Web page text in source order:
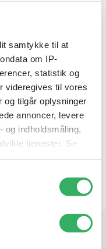
samtykke til at
om IP-
statistik og
videregives til vores
og tilgår oplysninger
annoncer, levere
og indholdsmåling,
tjenester. Se
på "Privacy